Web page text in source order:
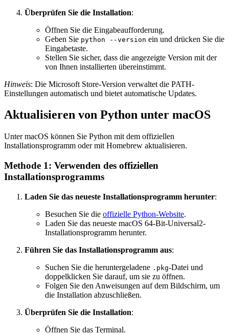
Überprüfen Sie die Installation:
Öffnen Sie die Eingabeaufforderung.
Geben Sie python --version ein und drücken Sie die
Eingabetaste.
Stellen Sie sicher, dass die angezeigte Version mit der
von Ihnen installierten übereinstimmt.
Hinweis: Die Microsoft Store-Version verwaltet die PATH-
Einstellungen automatisch und bietet automatische Updates.
Aktualisieren von Python unter macOS
Unter macOS können Sie Python mit dem offiziellen
Installationsprogramm oder mit Homebrew aktualisieren.
Methode 1: Verwenden des offiziellen
Installationsprogramms
Laden Sie das neueste Installationsprogramm herunter:
Besuchen Sie die offizielle Python-Website.
Laden Sie das neueste macOS 64-Bit-Universal2-
Installationsprogramm herunter.
Führen Sie das Installationsprogramm aus:
Suchen Sie die heruntergeladene .pkg-Datei und
doppelklicken Sie darauf, um sie zu öffnen.
Folgen Sie den Anweisungen auf dem Bildschirm, um
die Installation abzuschließen.
Überprüfen Sie die Installation:
Öffnen Sie das Terminal.